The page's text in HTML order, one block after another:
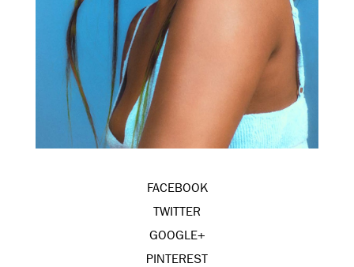
FACEBOOK
TWITTER
GOOGLE+
PINTEREST